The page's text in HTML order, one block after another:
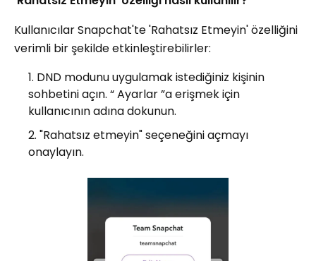
Kullanıcılar Snapchat'te 'Rahatsız Etmeyin' özelliğini
verimli bir şekilde etkinleştirebilirler:
DND modunu uygulamak istediğiniz kişinin
sohbetini açın. “ Ayarlar ”a erişmek için
kullanıcının adına dokunun.
"Rahatsız etmeyin" seçeneğini açmayı
onaylayın.